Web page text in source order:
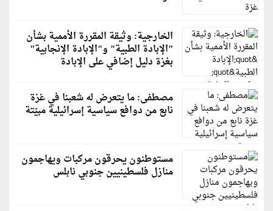
الخارجية: وثيقة المقررة الأممية بشأن
"الإبادة الطبية" و"الإبادة الإنجابية"
بغزة دليل إضافي على الإبادة
مصطفى: ما يتعرض له شعبنا في غزة
نابع من دوافع سياسية إسرائيلية مبيّتة
مستوطنون يحرقون مركبات ويهاجمون
منازل فلسطينيين جنوبي نابلس